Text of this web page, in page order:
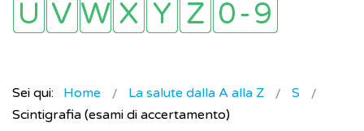
Sei qui: Home La salute dalla A alla Z
S
Scintigrafia (esami di accertamento)